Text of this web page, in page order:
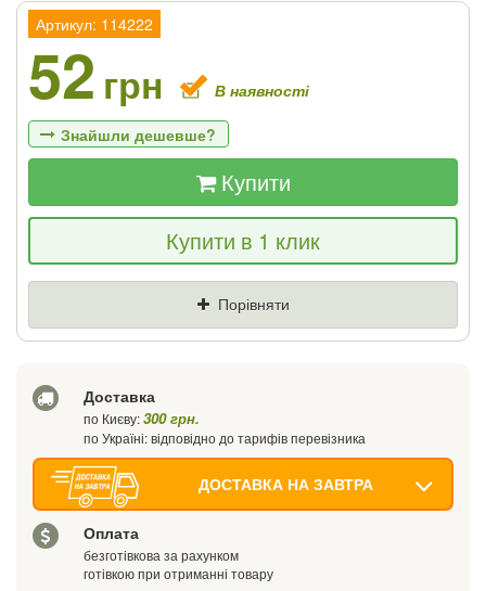
Артикул: 114222
52 грн В наявності
Знайшли дешевше?
Якщо Ви знайдете товар дешевше - ми
знизимо ціну і подаруємо % від різниці
Купити
Купити в 1 клик
Порівняти
Доставка
по Києву:300 грн.
по Україні: відповідно до тарифів перевізника
ДОСТАВКА НА ЗАВТРА
Оплата
безготівкова за рахунком
готівкою при отриманні товару